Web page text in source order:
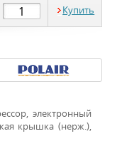
Купить
электронный
крышка (нерж.),